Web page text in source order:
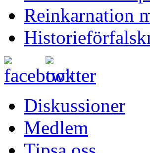
Reinkarnation
Diskussioner
Medlem